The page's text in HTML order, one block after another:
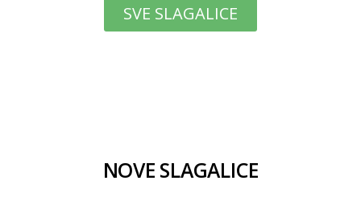
SVE SLAGALICE
NOVE SLAGALICE